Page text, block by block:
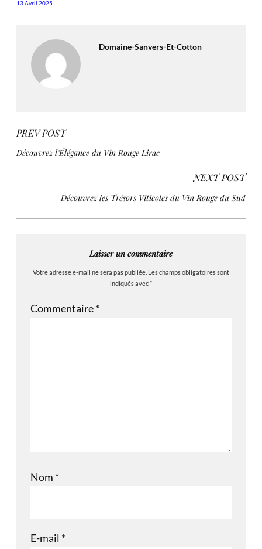
13 Avril 2025
Domaine-Sanvers-Et-Cotton
PREV POST
Découvrez l’Élégance du Vin Rouge Lirac
NEXT POST
Découvrez les Trésors Viticoles du Vin Rouge du Sud
Laisser un commentaire
Votre adresse e-mail ne sera pas publiée. Les champs obligatoires sont
indiqués avec*
Commentaire*
Nom *
E-mail *